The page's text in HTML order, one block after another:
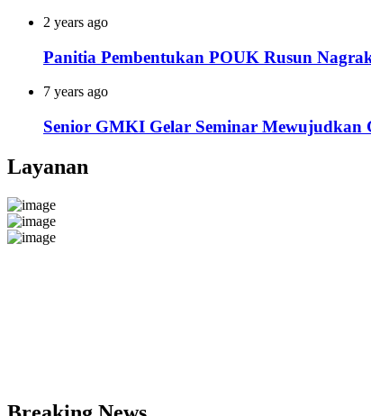
2 years ago
Panitia Pembentukan POUK Rusun
7 years ago
Senior GMKI Gelar Seminar Mewujudkan
Layanan